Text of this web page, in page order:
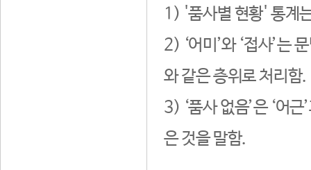
1) '품사별 현황' 통계
2) ‘어미’와 ‘접사’는
와 같은 층위로 처리함.
3) ‘품사 없음’은 ‘어
은 것을 말함.